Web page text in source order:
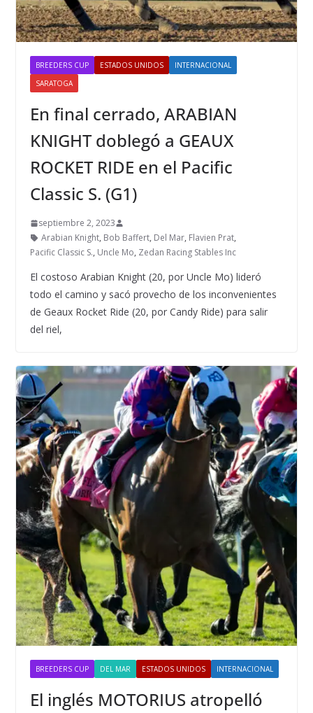
BREEDERS CUP ESTADOS UNIDOS
INTERNACIONAL
SARATOGA
En final cerrado, ARABIAN
KNIGHT doblegó a GEAUX
ROCKET RIDE en el Pacific
Classic S. (G1)
septiembre 2, 2023
Arabian Knight, Bob Baffert, Del Mar, Flavien Prat,
Pacific Classic S., Uncle Mo, Zedan Racing Stables Inc
El costoso Arabian Knight (20, por Uncle Mo) lideró
todo el camino y sacó provecho de los inconvenientes
de Geaux Rocket Ride (20, por Candy Ride) para salir
del riel,
BREEDERS CUP DEL MAR ESTADOS UNIDOS INTERNACIONAL
El inglés MOTORIUS atropelló